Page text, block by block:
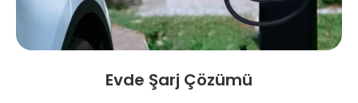
Evde Şarj Çözümü